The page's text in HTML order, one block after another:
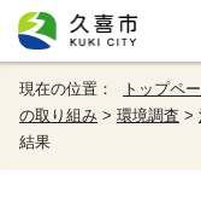
現在の位置： トップペ
の取り組み > 環境調査 >
結果